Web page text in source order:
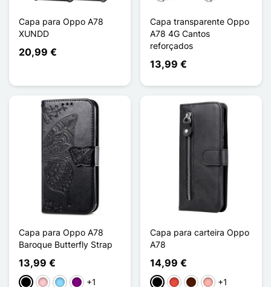
Capa para Oppo A78
XUNDD
20,99 €
Capa transparente Oppo
A78 4G Cantos
reforçados
13,99 €
Capa para Oppo A78
Baroque Butterfly Strap
13,99 €
PretoRosaAzul Claro
Púrpura
+1
Capa para carteira Oppo
A78
14,99 €
PretoVermelhoCastanho escuro
Ouro rosa
+1